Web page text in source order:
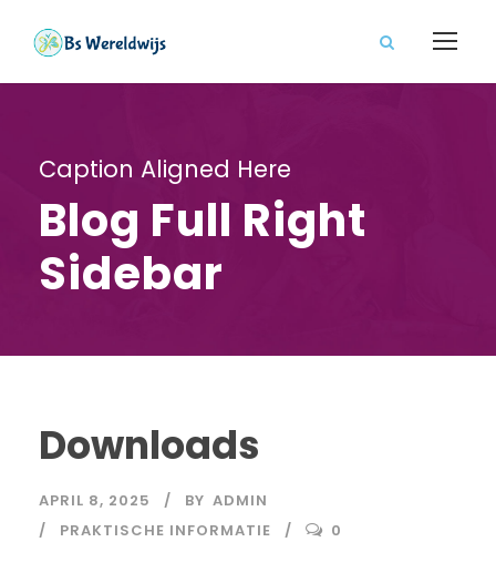
Caption Aligned Here
Blog Full Right
Sidebar
Downloads
APRIL 8, 2025 BY ADMIN
PRAKTISCHE INFORMATIE
0